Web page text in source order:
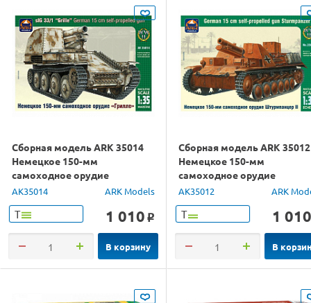
Сборная модель ARK 35014
Немецкое 150-мм
самоходное орудие
"Грилле", 1/35
AK35014 ARK Models
Т 1 010 o
В корзину
Сборная модель ARK 35012
Немецкое 150-мм
самоходное орудие
Штурмпанцер II, 1/35
AK35012 ARK
Т 1 010
В